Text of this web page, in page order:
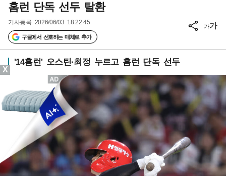
홈런 단독 선두 탈환
기사등록 2026/06/03 18:22:45
구글에서 선호하는 매체로 추가
가가
'14홈런' 오스틴·최정 누르고 홈런 단독 선두
X